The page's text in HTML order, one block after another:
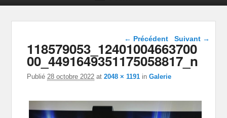
Navigation dans les
images
← Précédent Suivant →
118579053_12401004663700
00_4491649351175058817_n
Publié 28 octobre 2022 at2048 × 1191 inGalerie